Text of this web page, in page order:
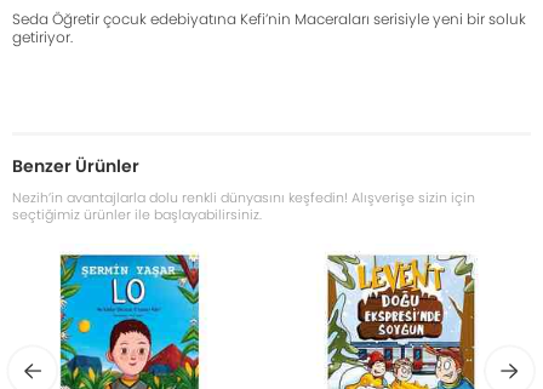
Seda Öğretir çocuk edebiyatına Kefi’nin Maceraları serisiyle yeni bir soluk
getiriyor.
Benzer Ürünler
Nezih’in avantajlarla dolu renkli dünyasını keşfedin! Alışverişe sizin için
seçtiğimiz ürünler ile başlayabilirsiniz.